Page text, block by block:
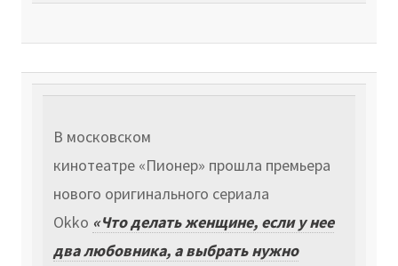
В московском
кинотеатре «Пионер» прошла премьера
нового оригинального сериала
Okko «Что делать женщине, если у нее
два любовника, а выбрать нужно